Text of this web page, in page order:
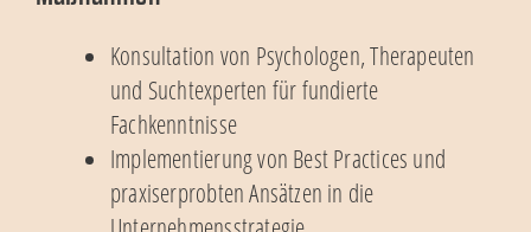
Konsultation von Psychologen, Therapeuten
und Suchtexperten für fundierte
Fachkenntnisse
Implementierung von Best Practices und
praxiserprobten Ansätzen in die